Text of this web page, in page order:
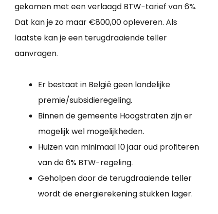
gekomen met een verlaagd BTW-tarief van 6%.
Dat kan je zo maar €800,00 opleveren. Als
laatste kan je een terugdraaiende teller
aanvragen.
Er bestaat in België geen landelijke
premie/subsidieregeling.
Binnen de gemeente Hoogstraten zijn er
mogelijk wel mogelijkheden.
Huizen van minimaal 10 jaar oud profiteren
van de 6% BTW-regeling.
Geholpen door de terugdraaiende teller
wordt de energierekening stukken lager.